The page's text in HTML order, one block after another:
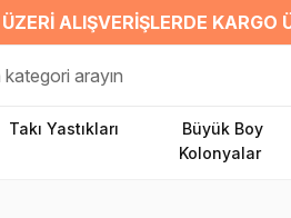
ALIŞVERIŞLERDE KARGO
Takı Yastıkları
Büyük Boy
Kolonyalar